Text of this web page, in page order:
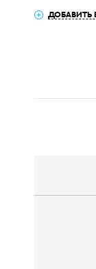
ДОБАВИТЬ